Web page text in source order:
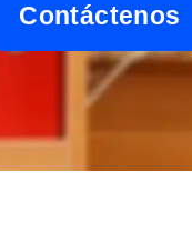
Contáctenos